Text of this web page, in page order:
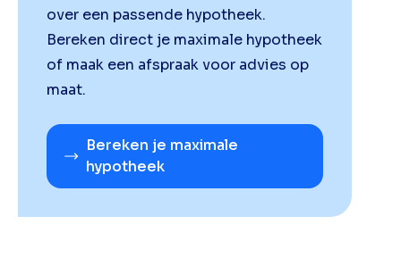
over een passende hypotheek.
Bereken direct je maximale hypotheek
of maak een afspraak voor advies op
maat.
Bereken je maximale
hypotheek